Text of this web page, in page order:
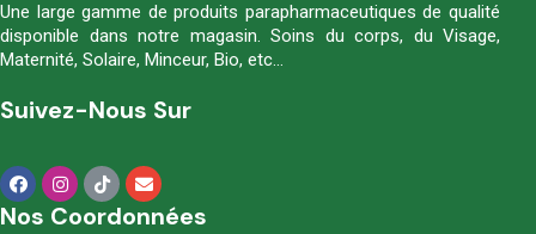
Une large gamme de produits parapharmaceutiques de qualité
disponible dans notre magasin. Soins du corps, du Visage,
Maternité, Solaire, Minceur, Bio, etc…
Suivez-Nous Sur
Nos Coordonnées